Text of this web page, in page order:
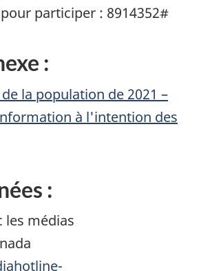
participer : 8914352#
:
la population de 2021 –
à l'intention des
:
les médias